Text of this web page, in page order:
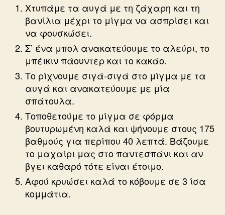
Χτυπάμε τα αυγά με τη ζάχαρη και τη
βανίλια μέχρι το μίγμα να ασπρίσει και
να φουσκώσει.
Σ’ ένα μπολ ανακατεύουμε το αλεύρι, το
μπέικιν πάουντερ και το κακάο.
Το ρίχνουμε σιγά-σιγά στο μίγμα με τα
αυγά και ανακατεύουμε με μία
σπάτουλα.
Τοποθετούμε το μίγμα σε φόρμα
βουτυρωμένη καλά και ψήνουμε στους 175
βαθμούς για περίπου 40 λεπτά. Βάζουμε
το μαχαίρι μας στο παντεσπάνι και αν
βγει καθαρό τότε είναι έτοιμο.
Αφού κρυώσει καλά το κόβουμε σε 3 ίσα
κομμάτια.